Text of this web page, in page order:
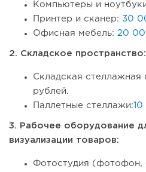
Компьютеры и
Принтер и сканер: 30
Офисная мебель: 20
2. Складское пространство:
Складская стеллажная
рублей.
Паллетные стеллажи:
3. Рабочее оборудование
визуализации товаров:
Фотостудия (фотофон,